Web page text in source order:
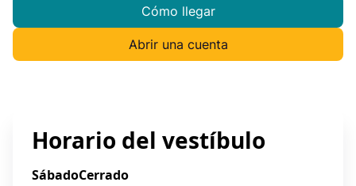
Cómo llegar
Abrir una cuenta
Horario del vestíbulo
SábadoCerrado